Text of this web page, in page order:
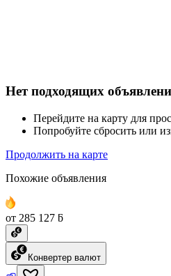
Нет подходящих
Перейдите на карту для
Попробуйте сбросить или
Продолжить на карте
Похожие объявления
от 285 127 ƃ
Конвертер валют